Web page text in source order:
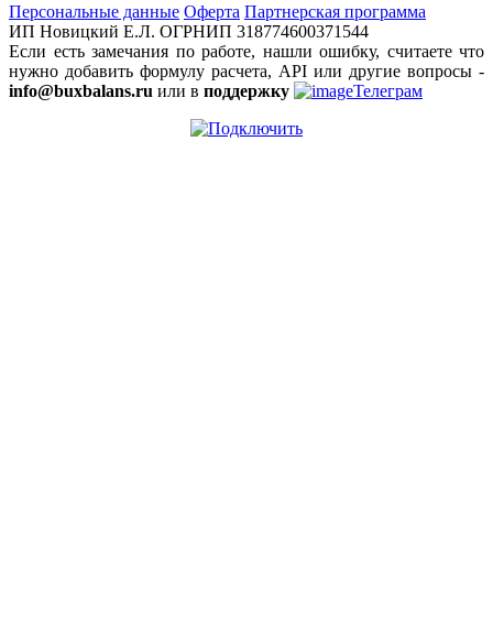
Персональные данные Оферта Партнерская программа
ИП Новицкий Е.Л. ОГРНИП 318774600371544
Если есть замечания по работе, нашли ошибку, считаете что
нужно добавить формулу расчета, API или другие вопросы -
info@buxbalans.ru или в поддержку Телеграм